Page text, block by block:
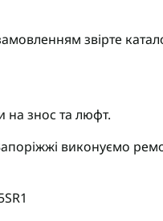
звірте
на знос та люфт.
виконуємо